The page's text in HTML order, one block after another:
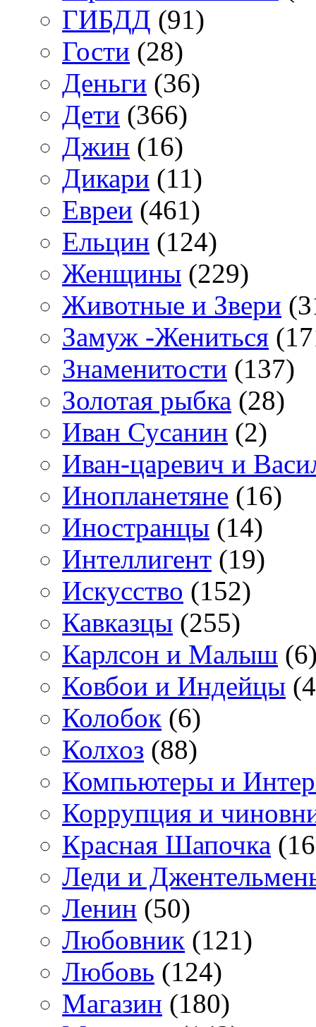
ГИБДД (91)
Гости (28)
Деньги (36)
Дети (366)
Джин (16)
Дикари (11)
Евреи (461)
Ельцин (124)
Женщины (229)
Животные и Звери
Замуж -Жениться
Знаменитости (137)
Золотая рыбка (28)
Иван Сусанин (2)
Иван-царевич и
Инопланетяне (16)
Иностранцы (14)
Интеллигент (19)
Искусство (152)
Кавказцы (255)
Карлсон и Малыш
Ковбои и Индейцы
Колобок (6)
Колхоз (88)
Компьютеры и
Коррупция и
Красная Шапочка
Леди и
Ленин (50)
Любовник (121)
Любовь (124)
Магазин (180)